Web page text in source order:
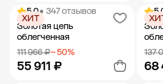
Добавить в корзину
5.0• 347 отзывов
Золотая цепь
облегченная
111 966 ₽− 50%
55 911 ₽
ХИТ
137
68